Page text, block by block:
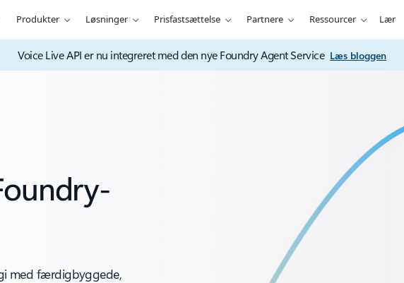
Produkter Løsninger Prisfastsættelse Partnere Ressourcer Lær
Voice Live API er nu integreret med den nye Foundry Agent Service Læs bloggen
med færdigbyggede,